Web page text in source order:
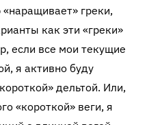
греки,
как эти «греки»
если все мои текущие
я активно буду
дельтой. Или,
«короткой» веги, я